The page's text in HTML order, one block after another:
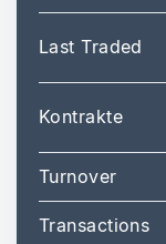
Last Traded
Kontrakte
Turnover
Transactions